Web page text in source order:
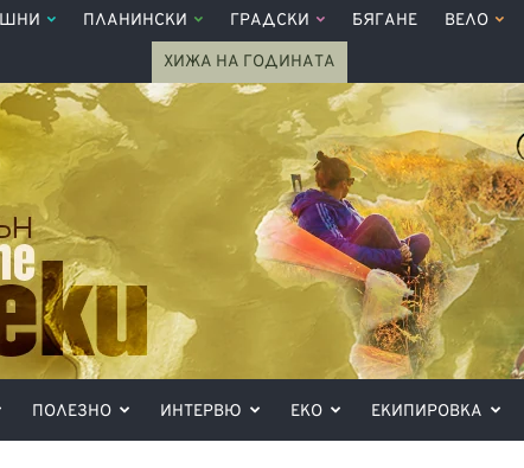
ПЛАНИНСКИ ГРАДСКИ БЯГАНЕ ВЕЛО
ХИЖА НА ГОДИНАТА
ПОЛЕЗНО ИНТЕРВЮ ЕКО ЕКИПИРОВКА